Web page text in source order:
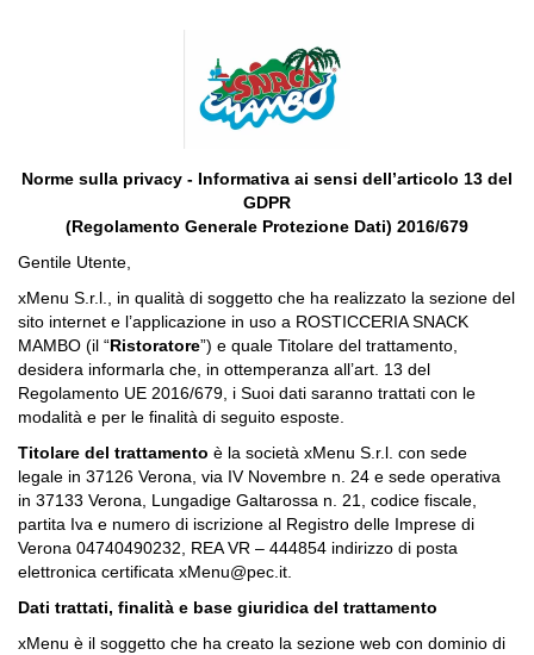
Norme sulla privacy - Informativa ai sensi dell’articolo 13 del
GDPR
(Regolamento Generale Protezione Dati) 2016/679
Gentile Utente,
xMenu S.r.l., in qualità di soggetto che ha realizzato la sezione del
sito internet e l’applicazione in uso a ROSTICCERIA SNACK
MAMBO (il “Ristoratore”) e quale Titolare del trattamento,
desidera informarla che, in ottemperanza all’art. 13 del
Regolamento UE 2016/679, i Suoi dati saranno trattati con le
modalità e per le finalità di seguito esposte.
Titolare del trattamento è la società xMenu S.r.l. con sede
legale in 37126 Verona, via IV Novembre n. 24 e sede operativa
in 37133 Verona, Lungadige Galtarossa n. 21, codice fiscale,
partita Iva e numero di iscrizione al Registro delle Imprese di
Verona 04740490232, REA VR – 444854 indirizzo di posta
elettronica certificata xMenu@pec.it.
Dati trattati, finalità e base giuridica del trattamento
xMenu è il soggetto che ha creato la sezione web con dominio di